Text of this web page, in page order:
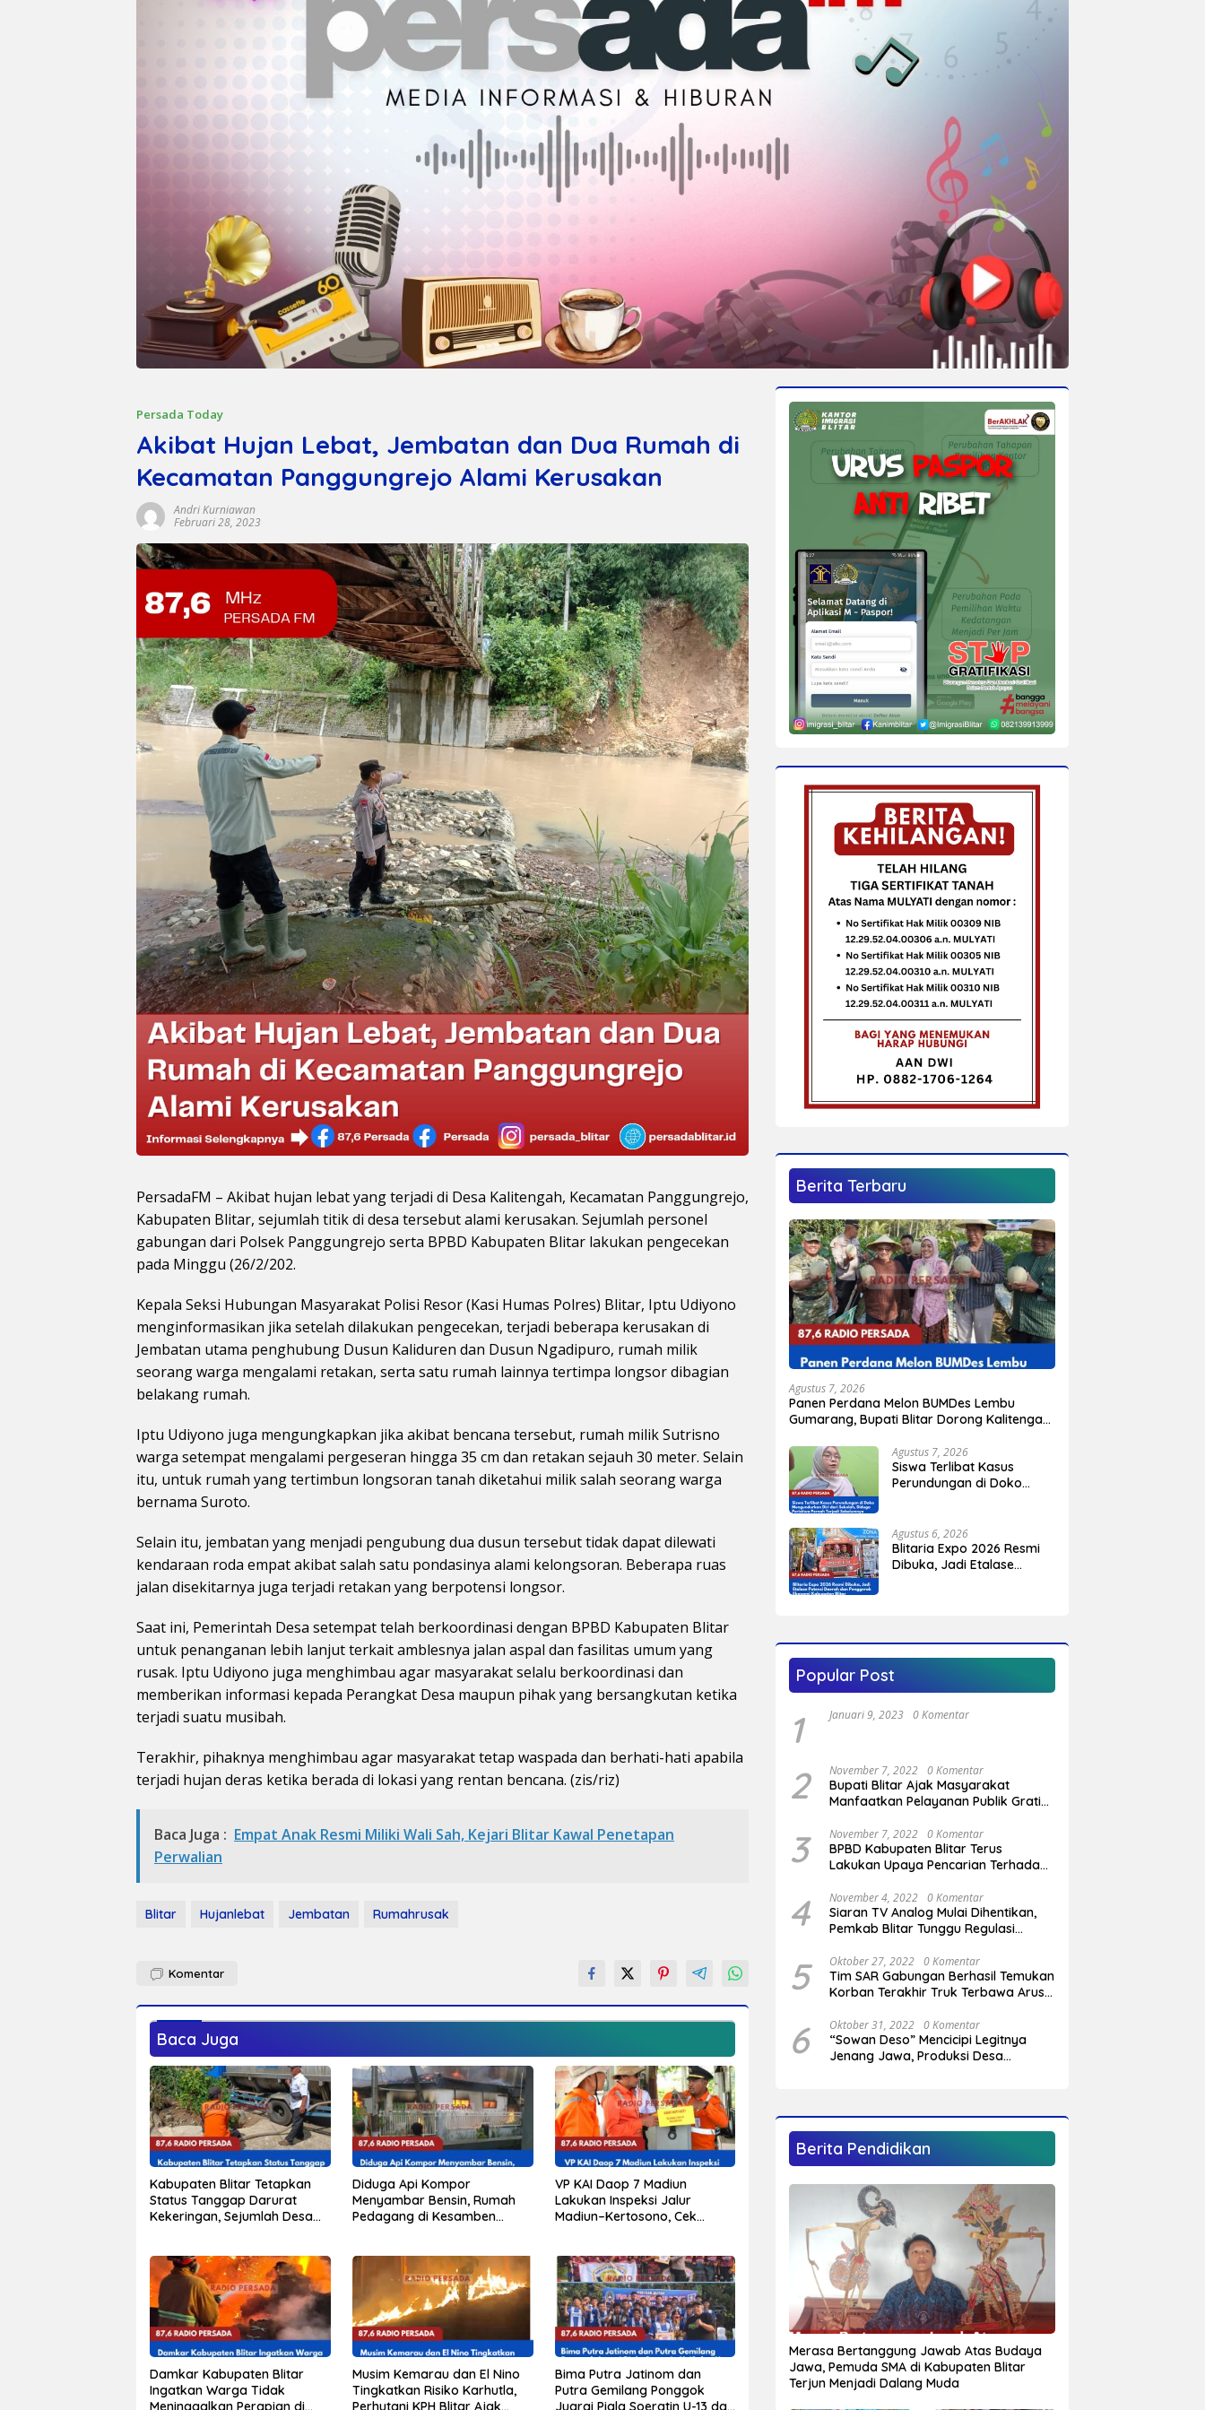
Persada Today
Akibat Hujan Lebat, Jembatan dan Dua Rumah di
Kecamatan Panggungrejo Alami Kerusakan
Andri Kurniawan
Februari 28, 2023
PersadaFM – Akibat hujan lebat yang terjadi di Desa Kalitengah, Kecamatan Panggungrejo,
Kabupaten Blitar, sejumlah titik di desa tersebut alami kerusakan. Sejumlah personel
gabungan dari Polsek Panggungrejo serta BPBD Kabupaten Blitar lakukan pengecekan
pada Minggu (26/2/202.
Kepala Seksi Hubungan Masyarakat Polisi Resor (Kasi Humas Polres) Blitar, Iptu Udiyono
menginformasikan jika setelah dilakukan pengecekan, terjadi beberapa kerusakan di
Jembatan utama penghubung Dusun Kaliduren dan Dusun Ngadipuro, rumah milik
seorang warga mengalami retakan, serta satu rumah lainnya tertimpa longsor dibagian
belakang rumah.
Iptu Udiyono juga mengungkapkan jika akibat bencana tersebut, rumah milik Sutrisno
warga setempat mengalami pergeseran hingga 35 cm dan retakan sejauh 30 meter. Selain
itu, untuk rumah yang tertimbun longsoran tanah diketahui milik salah seorang warga
bernama Suroto.
Selain itu, jembatan yang menjadi pengubung dua dusun tersebut tidak dapat dilewati
kendaraan roda empat akibat salah satu pondasinya alami kelongsoran. Beberapa ruas
jalan disekitarnya juga terjadi retakan yang berpotensi longsor.
Saat ini, Pemerintah Desa setempat telah berkoordinasi dengan BPBD Kabupaten Blitar
untuk penanganan lebih lanjut terkait amblesnya jalan aspal dan fasilitas umum yang
rusak. Iptu Udiyono juga menghimbau agar masyarakat selalu berkoordinasi dan
memberikan informasi kepada Perangkat Desa maupun pihak yang bersangkutan ketika
terjadi suatu musibah.
Terakhir, pihaknya menghimbau agar masyarakat tetap waspada dan berhati-hati apabila
terjadi hujan deras ketika berada di lokasi yang rentan bencana. (zis/riz)
Baca Juga : Empat Anak Resmi Miliki Wali Sah, Kejari Blitar Kawal Penetapan
Perwalian
Blitar Hujanlebat Jembatan Rumahrusak
Komentar
Baca Juga
Kabupaten Blitar Tetapkan
Status Tanggap Darurat
Kekeringan, Sejumlah Desa
Diduga Api Kompor
Menyambar Bensin, Rumah
Pedagang di Kesamben
VP KAI Daop 7 Madiun
Lakukan Inspeksi Jalur
Madiun–Kertosono, Cek
Damkar Kabupaten Blitar
Ingatkan Warga Tidak
Meninggalkan Perapian di
Musim Kemarau dan El Nino
Tingkatkan Risiko Karhutla,
Perhutani KPH Blitar Ajak
Bima Putra Jatinom dan
Putra Gemilang Ponggok
Juarai Piala Soeratin U-13 dan
Berita Terbaru
Agustus 7, 2026
Panen Perdana Melon BUMDes Lembu
Gumarang, Bupati Blitar Dorong Kalitengah
Agustus 7, 2026
Siswa Terlibat Kasus
Perundungan di Doko
Pernah Terjadi
Sebelumnya
Agustus 6, 2026
Blitaria Expo 2026 Resmi
Dibuka, Jadi Etalase
Popular Post
1 Januari 9, 2023 0 Komentar
2 November 7, 2022 0 Komentar
Bupati Blitar Ajak Masyarakat
Manfaatkan Pelayanan Publik Gratis
Desa/Kelurahan
3 November 7, 2022 0 Komentar
BPBD Kabupaten Blitar Terus
Lakukan Upaya Pencarian Terhadap
Serang
4 November 4, 2022 0 Komentar
Siaran TV Analog Mulai Dihentikan,
Pemkab Blitar Tunggu Regulasi
5 Oktober 27, 2022 0 Komentar
Tim SAR Gabungan Berhasil Temukan
Korban Terakhir Truk Terbawa Arus
6 Oktober 31, 2022 0 Komentar
“Sowan Deso” Mencicipi Legitnya
Jenang Jawa, Produksi Desa
Berita Pendidikan
Merasa Bertanggung Jawab Atas Budaya
Jawa, Pemuda SMA di Kabupaten Blitar
Terjun Menjadi Dalang Muda